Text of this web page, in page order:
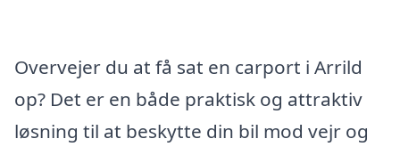
Overvejer du at få sat en carport i Arrild
op? Det er en både praktisk og attraktiv
løsning til at beskytte din bil mod vejr og